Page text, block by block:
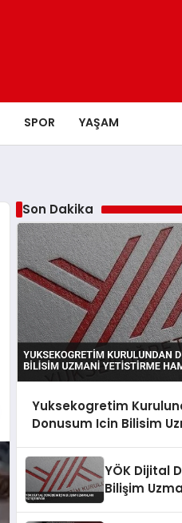
SPOR YAŞAM
Son Dakika
Yuksekogretim
Donusum Icin Bilisim
YÖK Dijital
Bilişim